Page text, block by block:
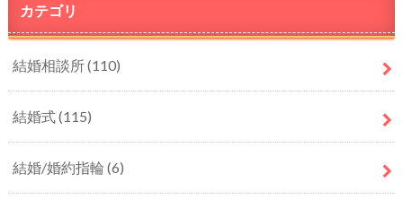
カテゴリ
結婚相談所(110)
結婚式(115)
結婚/婚約指輪 (6)